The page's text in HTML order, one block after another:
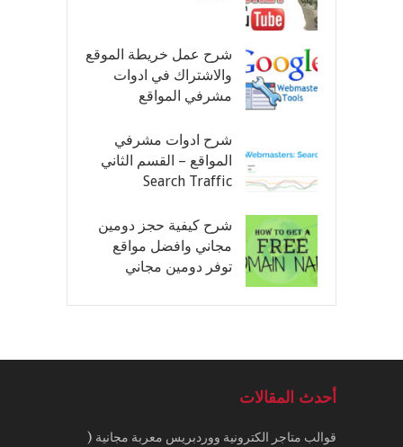
شرح عمل خريطة الموقع
والاشتراك في ادوات
مشرفي المواقع
شرح ادوات مشرفي
المواقع – القسم الثاني
Search Traffic
شرح كيفية حجز دومين
مجاني وافضل مواقع
توفر دومين مجاني
أحدث المقالات
قوالب متاجر الكترونية ووردبريس معربة مجانية (